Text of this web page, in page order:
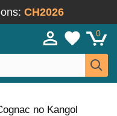
CH2026
0
no Kangol